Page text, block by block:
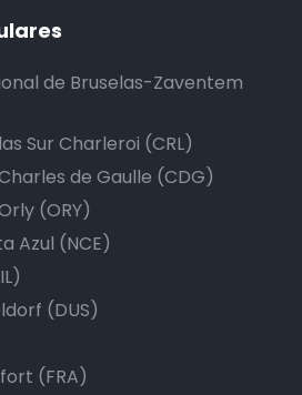
de Bruselas-Zaventem
Sur Charleroi (CRL)
de Gaulle (CDG)
(ORY)
Azul (NCE)
(DUS)
(FRA)